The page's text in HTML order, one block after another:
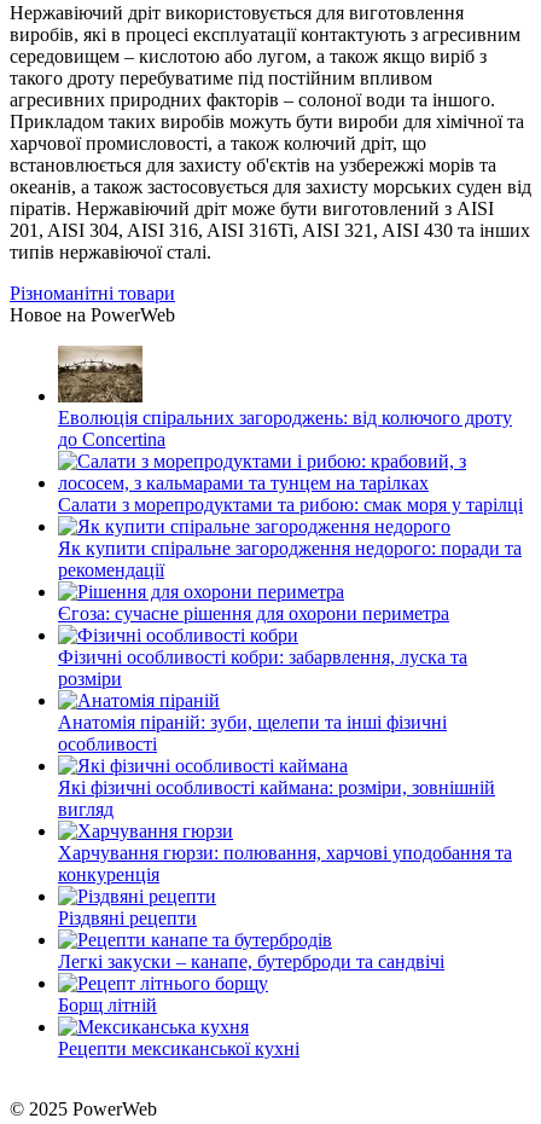
Нержавіючий дріт використовується для виготовлення
виробів, які в процесі експлуатації контактують з агресивним
середовищем – кислотою або лугом, а також якщо виріб з
такого дроту перебуватиме під постійним впливом
агресивних природних факторів – солоної води та іншого.
Прикладом таких виробів можуть бути вироби для хімічної та
харчової промисловості, а також колючий дріт, що
встановлюється для захисту об'єктів на узбережжі морів та
океанів, а також застосовується для захисту морських суден від
піратів. Нержавіючий дріт може бути виготовлений з AISI
201, AISI 304, AISI 316, AISI 316Ti, AISI 321, AISI 430 та інших
типів нержавіючої сталі.
Різноманітні товари
Новое на PowerWeb
Еволюція спіральних загороджень: від колючого дроту
до Concertina
Салати з морепродуктами та рибою: смак моря у тарілці
Як купити спіральне загородження недорого: поради та
рекомендації
Єгоза: сучасне рішення для охорони периметра
Фізичні особливості кобри: забарвлення, луска та
розміри
Анатомія піраній: зуби, щелепи та інші фізичні
особливості
Які фізичні особливості каймана: розміри, зовнішній
вигляд
Харчування гюрзи: полювання, харчові уподобання та
конкуренція
Різдвяні рецепти
Легкі закуски – канапе, бутерброди та сандвічі
Борщ літній
Рецепти мексиканської кухні
© 2025 PowerWeb